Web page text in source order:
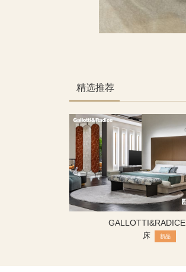
精选推荐
GALLOTTI&RADICE
床 新品